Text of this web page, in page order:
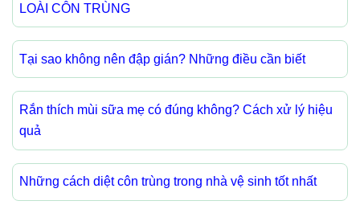
LOÀI CÔN TRÙNG
Tại sao không nên đập gián? Những điều cần biết
Rắn thích mùi sữa mẹ có đúng không? Cách xử lý hiệu
quả
Những cách diệt côn trùng trong nhà vệ sinh tốt nhất